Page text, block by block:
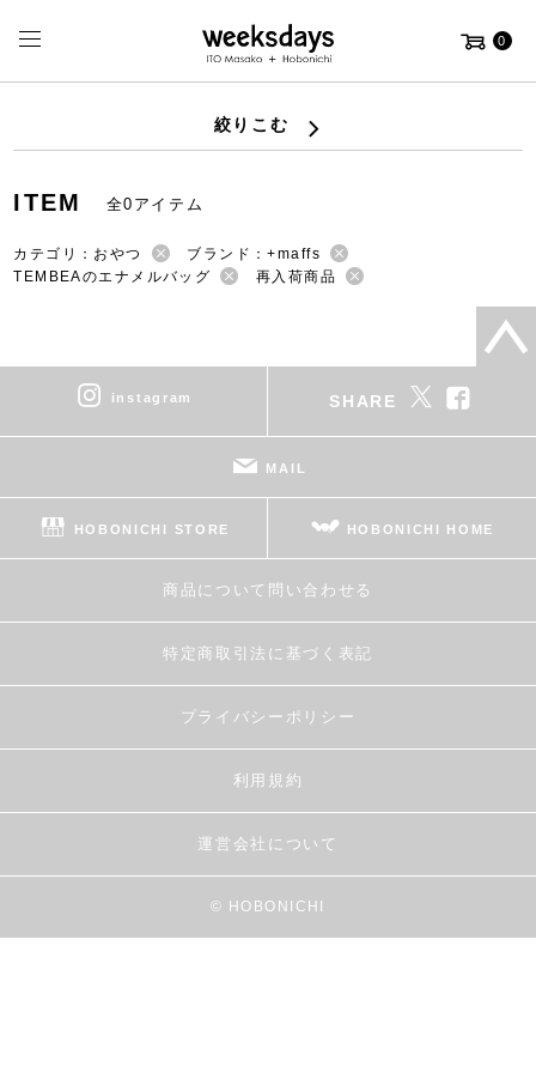
0
絞りこむ
ITEM 全0アイテム
カテゴリ：おやつ
ブランド：+maffs
TEMBEAのエナメルバッグ
再入荷商品
instagram SHARE
MAIL
HOBONICHI STORE HOBONICHI HOME
商品について問い合わせる
特定商取引法に基づく表記
プライバシーポリシー
利用規約
運営会社について
© HOBONICHI